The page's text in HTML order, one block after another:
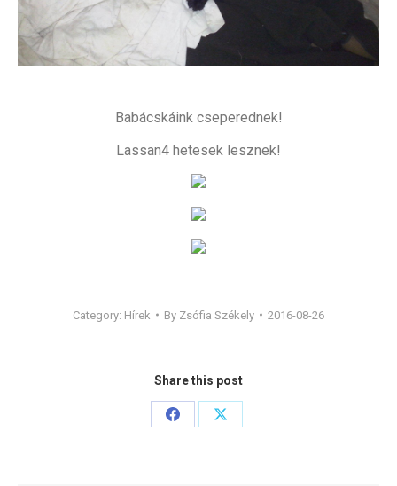
Babácskáink cseperednek!
Lassan4 hetesek lesznek!
Category: Hírek By Zsófia Székely 2016-08-26
Share this post
Share
Share